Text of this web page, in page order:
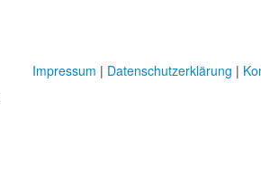
Impressum | Datenschutzerklärung |